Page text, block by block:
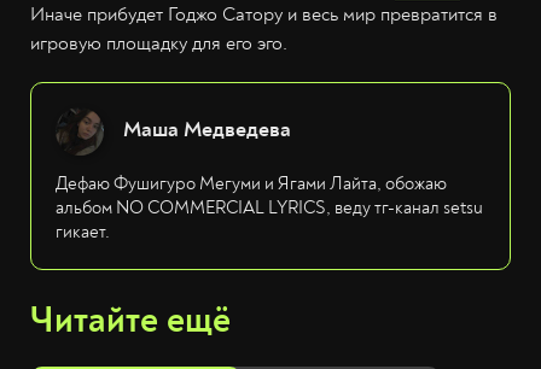
Иначе прибудет Годжо Сатору и весь мир превратится в
игровую площадку для его эго.
Маша Медведева
Дефаю Фушигуро Мегуми и Ягами Лайта, обожаю
альбом NO COMMERCIAL LYRICS, веду тг-канал setsu
гикает.
Читайте ещё